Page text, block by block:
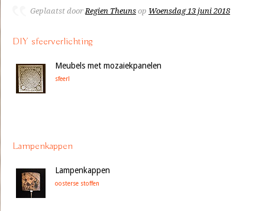
Geplaatst door Regien Theuns op Woensdag 13 juni 2018
DIY sfeerverlichting
Meubels met mozaiekpanelen
sfeer!
Lampenkappen
Lampenkappen
oosterse stoffen